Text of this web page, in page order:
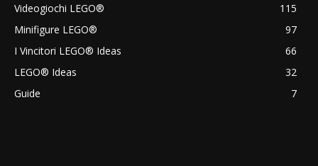
Videogiochi LEGO®
115
Minifigure LEGO®
97
I Vincitori LEGO® Ideas
66
LEGO® Ideas
32
Guide
7